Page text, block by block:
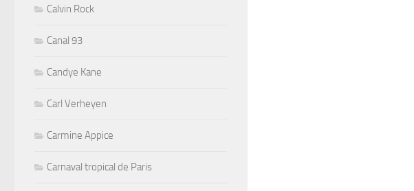
Calvin Rock
Canal 93
Candye Kane
Carl Verheyen
Carmine Appice
Carnaval tropical de Paris